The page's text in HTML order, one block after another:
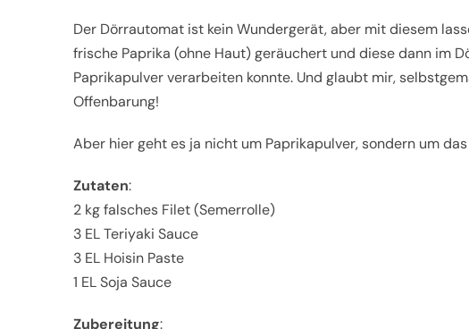
Der Dörrautomat ist kein Wundergerät, aber mit diesem
frische Paprika (ohne Haut) geräuchert und diese dann im
Paprikapulver verarbeiten konnte. Und glaubt mir,
Offenbarung!
Aber hier geht es ja nicht um Paprikapulver, sondern um
Zutaten:
2 kg falsches Filet (Semerrolle)
3 EL Teriyaki Sauce
3 EL Hoisin Paste
1 EL Soja Sauce
Zubereitung: